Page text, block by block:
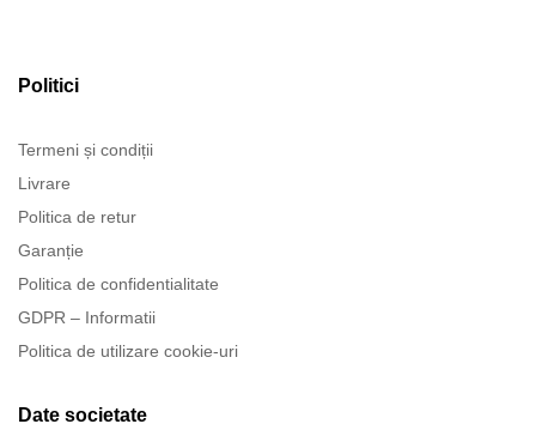
Politici
Termeni și condiții
Livrare
Politica de retur
Garanție
Politica de confidentialitate
GDPR – Informatii
Politica de utilizare cookie-uri
Date societate